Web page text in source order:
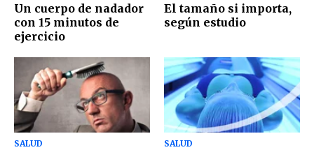
Un cuerpo de nadador
con 15 minutos de
ejercicio
El tamaño si importa,
según estudio
SALUD SALUD